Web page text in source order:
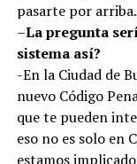
pasarte por
–La pregunta
sistema así?
-En la Ciudad de
nuevo Código
que te pueden
eso no es solo en
estamos